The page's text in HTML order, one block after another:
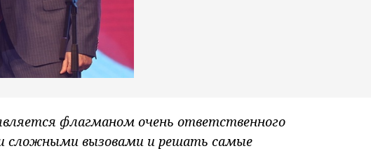
флагманом очень ответственного
сложными вызовами и решать самые